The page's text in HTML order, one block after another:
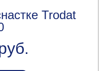
Trodat